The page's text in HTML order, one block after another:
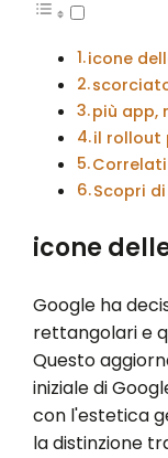
icone
più app,
il rollout
Correlati
Scopri
icone
Google ha
rettangolari e
Questo
iniziale di
con l'estetica
la distinzione